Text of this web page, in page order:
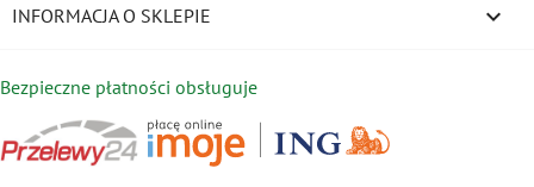
INFORMACJA O SKLEPIE keyboard_arrow_down
Bezpieczne płatności obsługuje